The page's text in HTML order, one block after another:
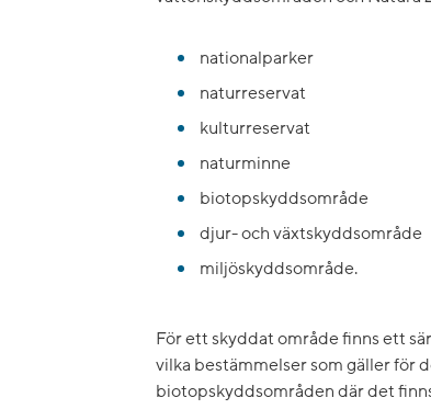
nationalparker
naturreservat
kulturreservat
naturminne
biotopskyddsområde
djur- och växtskyddsområde
miljöskyddsområde.
För ett skyddat område finns ett
vilka bestämmelser som gäller för
biotopskyddsområden där det